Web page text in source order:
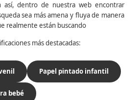
así, dentro de nuestra web encontrar
sea más amena y fluya de manera
realmente están buscando
más destacadas:
Papel pintado infantil
bebé